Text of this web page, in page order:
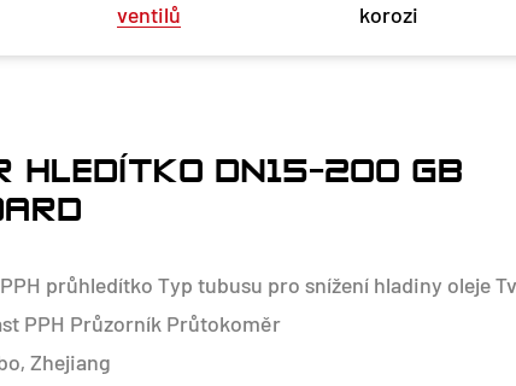
ventilů
korozi
DN15-200 GB
průhledítko Typ tubusu pro snížení hladiny oleje
PPH Průzorník Průtokoměr
Zhejiang